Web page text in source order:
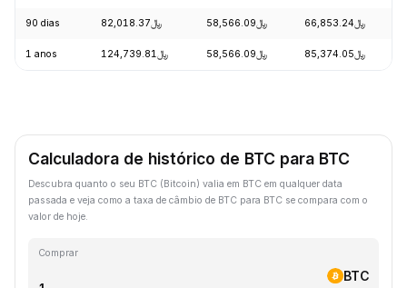
90 dias ﷼82,018.37 ﷼58,566.09 ﷼66,853.24
1 anos ﷼124,739.81 ﷼58,566.09 ﷼85,374.05
Calculadora de histórico de BTC para BTC
Descubra quanto o seu BTC (Bitcoin) valia em BTC em qualquer data
passada e veja como a taxa de câmbio de BTC para BTC se compara com o
valor de hoje.
Comprar
BTC